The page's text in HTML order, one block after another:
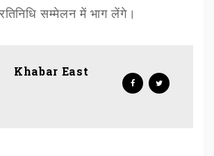
सम्मेलन में भाग लेंगे।
Khabar East